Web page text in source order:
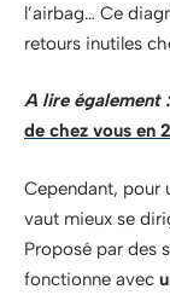
l’airbag… Ce
retours inutiles
A lire également :
de chez vous en
Cependant, pour
vaut mieux se
Proposé par des
fonctionne avec